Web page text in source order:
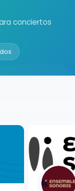
conciertos